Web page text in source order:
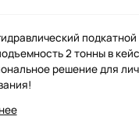
подкатной
2 тонны в
решение для